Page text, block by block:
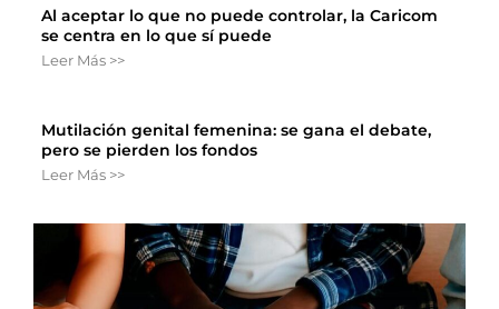
Al aceptar lo que no puede controlar, la Caricom
se centra en lo que sí puede
Leer Más >>
Mutilación genital femenina: se gana el debate,
pero se pierden los fondos
Leer Más >>